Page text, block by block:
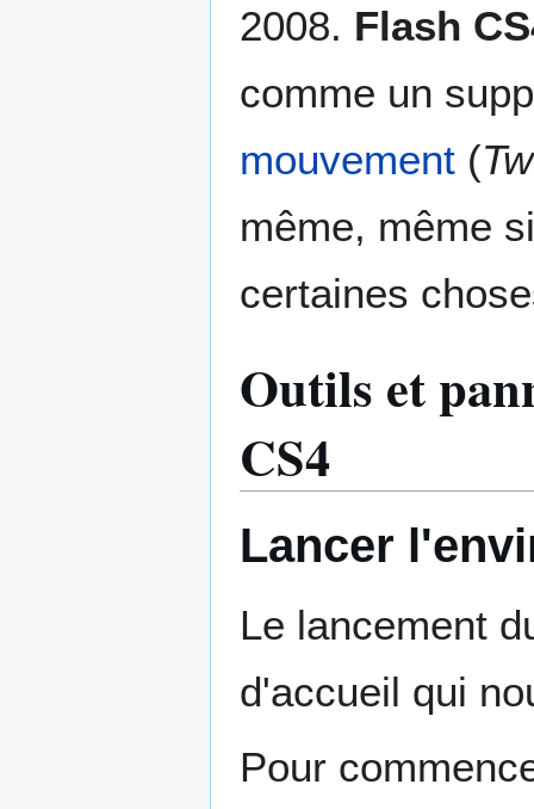
2008. Flash
comme un
mouvement (
même, même
certaines
Outils et
CS4
Lancer
Le lancement
d'accueil qui
Pour